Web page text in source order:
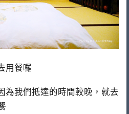
用餐囉
為我們抵達的時間較晚，就去